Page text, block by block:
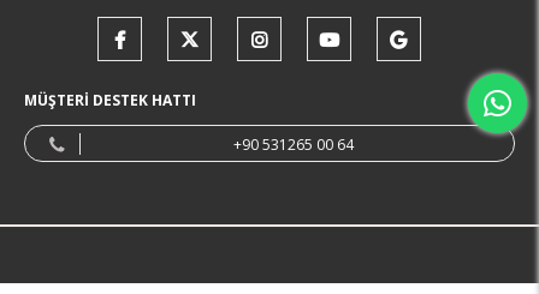
MÜŞTERİ DESTEK HATTI
+90 531265 00 64